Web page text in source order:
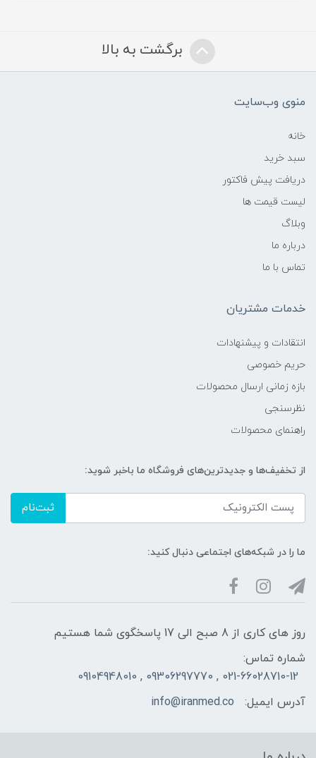
برگشت به بالا
منوی وب‌سایت
خانه
سبد خرید
دریافت پیش فاکتور
لیست قیمت ها
وبلاگ
درباره ما
تماس با ما
خدمات مشتریان
انتقادات و پیشنهادات
حریم خصوصی
بازه زمانی ارسال محصولات
نظرسنجی
راهنمای محصولات
از تخفیف‌ها و جدیدترین‌های فروشگاه ما باخبر شوید:
ثبت‌نام
ما را در شبکه‌های اجتماعی دنبال کنید:
روز های کاری از 8 صبح الی 17 پاسخگوی شما هستیم
شماره تماس:
021-66028710-12 , 09306297770 , 09104948010
آدرس ایمیل:
info@iranmed.co